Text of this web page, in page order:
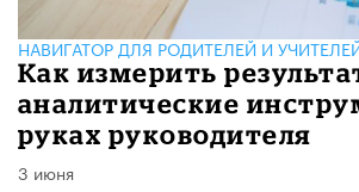
НАВИГАТОР ДЛЯ РОДИТЕЛЕЙ И
Как измерить
аналитические
руках руководителя
3 июня